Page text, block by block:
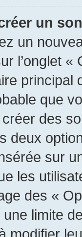
un
un
l’onglet
principal
que
des
deux
sur
les
des «
limite
modifier